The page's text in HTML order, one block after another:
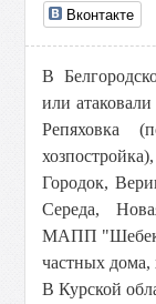
Вконтакте
В
или
Репяховка
Городок,
Середа,
МАПП
частных дома,
В Курской